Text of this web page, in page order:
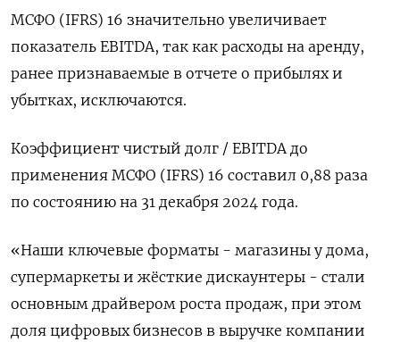
МСФО (IFRS) 16 значительно увеличивает
показатель EBITDA, так как расходы на аренду,
ранее признаваемые в отчете о прибылях и
убытках, исключаются.
Коэффициент чистый долг / EBITDA до
применения МСФО (IFRS) 16 составил 0,88 раза
по состоянию на 31 декабря 2024 года.
«Наши ключевые форматы - магазины у дома,
супермаркеты и жёсткие дискаунтеры - стали
основным драйвером роста продаж, при этом
доля цифровых бизнесов в выручке компании